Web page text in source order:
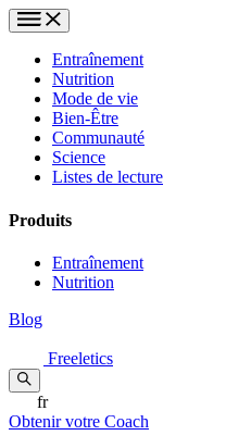
Entraînement
Nutrition
Mode de vie
Bien-Être
Communauté
Science
Listes de lecture
Produits
Entraînement
Nutrition
Blog
Freeletics
fr
Obtenir votre Coach